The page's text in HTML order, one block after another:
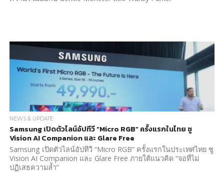
NEWS & UPDATE
Samsung เปิดตัวไลน์อัปทีวี “Micro RGB” ครั้งแรกในไทย ชู
Vision AI Companion และ Glare Free
Samsung เปิดตัวไลน์อัปทีวี “Micro RGB” ครั้งแรกในประเทศไทย ชู
Vision AI Companion และ Glare Free ภายใต้แนวคิด “จอที่ไม่
ปฏิเสธความล้ำ”